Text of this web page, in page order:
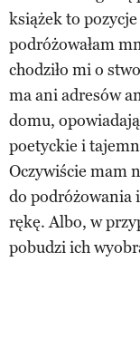
książek to
podróżowałam
chodziło mi o
ma ani adresów
domu,
poetyckie i
Oczywiście mam
do podróżowania
rękę. Albo, w
pobudzi ich